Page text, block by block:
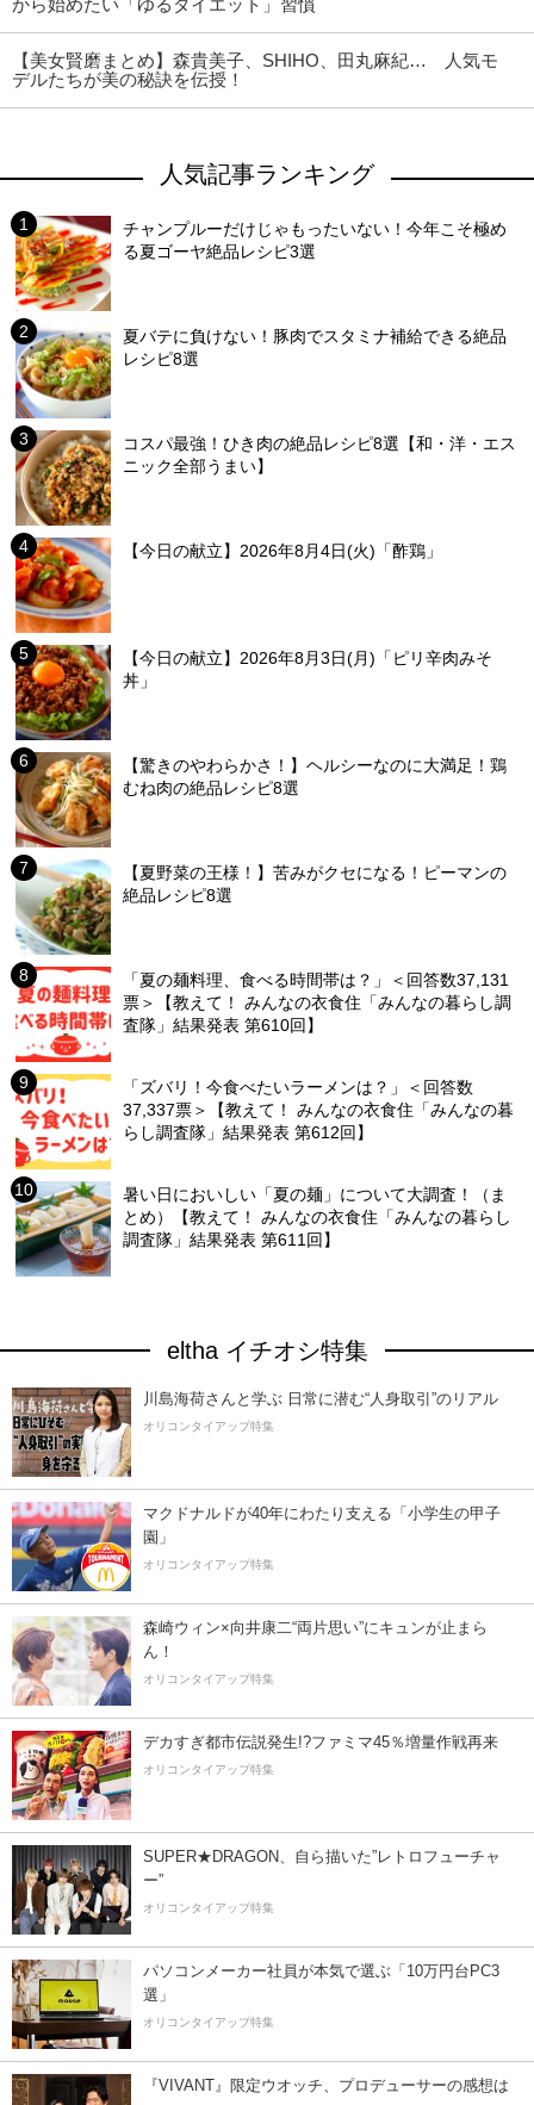
から始めたい「ゆるダイエット」習慣
【美女賢磨まとめ】森貴美子、SHIHO、田丸麻紀… 人気モ
デルたちが美の秘訣を伝授！
人気記事ランキング
チャンプルーだけじゃもったいない！今年こそ極め
る夏ゴーヤ絶品レシピ3選
夏バテに負けない！豚肉でスタミナ補給できる絶品
レシピ8選
コスパ最強！ひき肉の絶品レシピ8選【和・洋・エス
ニック全部うまい】
【今日の献立】2026年8月4日(火)「酢鶏」
【今日の献立】2026年8月3日(月)「ピリ辛肉みそ
丼」
【驚きのやわらかさ！】ヘルシーなのに大満足！鶏
むね肉の絶品レシピ8選
【夏野菜の王様！】苦みがクセになる！ピーマンの
絶品レシピ8選
「夏の麺料理、食べる時間帯は？」＜回答数37,131
票＞【教えて！ みんなの衣食住「みんなの暮らし調
査隊」結果発表 第610回】
「ズバリ！今食べたいラーメンは？」＜回答数
37,337票＞【教えて！ みんなの衣食住「みんなの暮
らし調査隊」結果発表 第612回】
暑い日においしい「夏の麺」について大調査！（ま
とめ）【教えて！ みんなの衣食住「みんなの暮らし
調査隊」結果発表 第611回】
eltha イチオシ特集
川島海荷さんと学ぶ 日常に潜む“人身取引”のリアル
オリコンタイアップ特集
マクドナルドが40年にわたり支える「小学生の甲子
園」
オリコンタイアップ特集
森崎ウィン×向井康二“両片思い”にキュンが止まら
ん！
オリコンタイアップ特集
デカすぎ都市伝説発生!?ファミマ45％増量作戦再来
オリコンタイアップ特集
SUPER★DRAGON、自ら描いた”レトロフューチャ
ー”
オリコンタイアップ特集
パソコンメーカー社員が本気で選ぶ「10万円台PC3
選」
オリコンタイアップ特集
『VIVANT』限定ウオッチ、プロデューサーの感想は